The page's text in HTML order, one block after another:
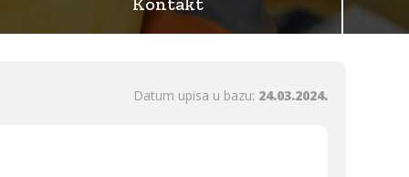
Datum upisa u bazu: 24.03.2024.